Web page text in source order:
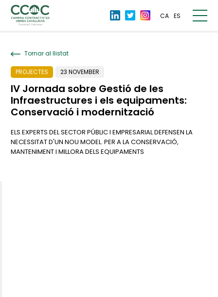
CA ES
Tornar al llistat
PROJECTES 23 NOVEMBER
IV Jornada sobre Gestió de les
Infraestructures i els equipaments:
Conservació i modernització
ELS EXPERTS DEL SECTOR PÚBLIC I EMPRESARIAL DEFENSEN LA
NECESSITAT D'UN NOU MODEL. PER A LA CONSERVACIÓ,
MANTENIMENT I MILLORA DELS EQUIPAMENTS